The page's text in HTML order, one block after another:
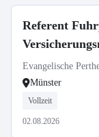
Referent
Evangelische
Münster
Vollzeit
02.08.2026